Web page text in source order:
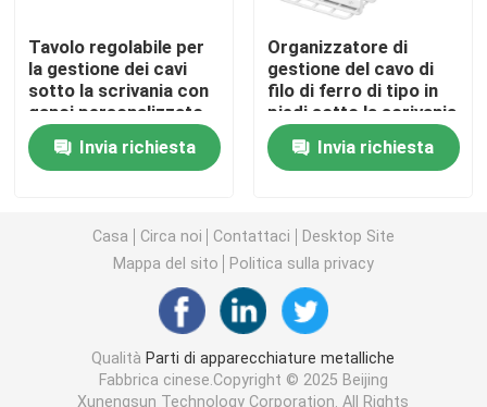
Hardware per scaffalature metalliche
Hardware da giardino in metallo
Connettori per legno metallico
Accessori audio per computer
Hardware in metallo su misura
Tavolo regolabile per
la gestione dei cavi
sotto la scrivania con
ganci personalizzato
ISO9001 Rohs CE
Invia richiesta
Organizzatore di
gestione del cavo di
filo di ferro di tipo in
piedi sotto la scrivania
390x160x125mm
Invia richiesta
Casa Circa noi Contattaci
Desktop Site
Mappa del sito
Politica sulla privacy
Qualità Parti di apparecchiature metalliche
Fabbrica cinese.Copyright © 2025 Beijing
Xunengsun Technology Corporation. All Rights